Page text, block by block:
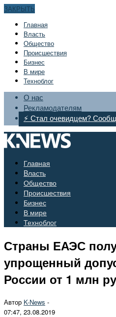
ЗАКРЫТЬ
Главная
Bласть
Общество
Происшествия
Бизнес
В мире
Техноблог
О нас
Рекламодателям
⚡ Стал очевидцем?
Главная
Bласть
Общество
Происшествия
Бизнес
В мире
Техноблог
Страны ЕАЭС
упрощенный
России от 1 млн
Автор K-News -
07:47, 23.08.2019